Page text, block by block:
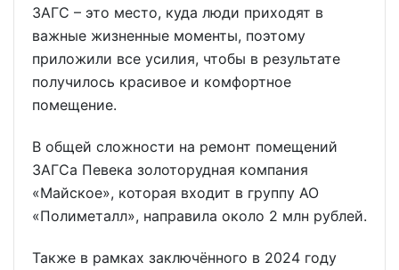
ЗАГС – это место, куда люди приходят в
важные жизненные моменты, поэтому
приложили все усилия, чтобы в результате
получилось красивое и комфортное
помещение.
В общей сложности на ремонт помещений
ЗАГСа Певека золоторудная компания
«Майское», которая входит в группу АО
«Полиметалл», направила около 2 млн рублей.
Также в рамках заключённого в 2024 году